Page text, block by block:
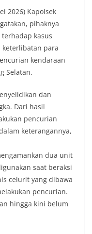
2026) Kapolsek
pihaknya
kasus
para
kendaraan
Selatan.
dan
Dari hasil
pencurian
keterangannya,
dua unit
saat beraksi
celurit yang dibawa
pencurian.
hingga kini belum